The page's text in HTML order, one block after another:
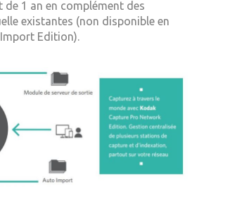
de 1 an en complément des
existantes (non disponible en
Edition).